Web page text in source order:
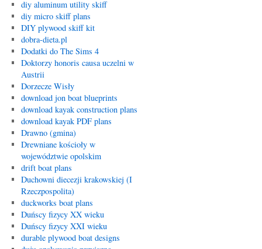
diy aluminum utility skiff
diy micro skiff plans
DIY plywood skiff kit
dobra-dieta.pl
Dodatki do The Sims 4
Doktorzy honoris causa uczelni w
Austrii
Dorzecze Wisły
download jon boat blueprints
download kayak construction plans
download kayak PDF plans
Drawno (gmina)
Drewniane kościoły w
województwie opolskim
drift boat plans
Duchowni diecezji krakowskiej (I
Rzeczpospolita)
duckworks boat plans
Duńscy fizycy XX wieku
Duńscy fizycy XXI wieku
durable plywood boat designs